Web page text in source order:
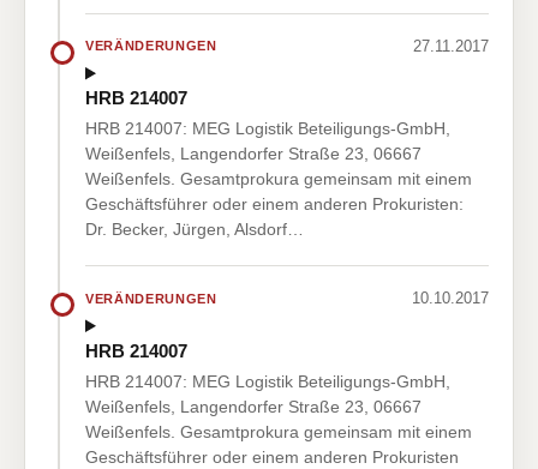
VERÄNDERUNGEN 27.11.2017
HRB 214007
HRB 214007: MEG Logistik Beteiligungs-GmbH,
Weißenfels, Langendorfer Straße 23, 06667
Weißenfels. Gesamtprokura gemeinsam mit einem
Geschäftsführer oder einem anderen Prokuristen:
Dr. Becker, Jürgen, Alsdorf…
VERÄNDERUNGEN 10.10.2017
HRB 214007
HRB 214007: MEG Logistik Beteiligungs-GmbH,
Weißenfels, Langendorfer Straße 23, 06667
Weißenfels. Gesamtprokura gemeinsam mit einem
Geschäftsführer oder einem anderen Prokuristen